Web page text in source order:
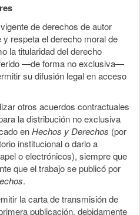
de derechos de autor
y respeta el derecho moral de
la titularidad del derecho
—de forma no exclusiva—
su difusión legal en acceso
otros acuerdos contractuales
la distribución no exclusiva
enHechos y Derechos (por
institucional o darlo a
o electrónicos), siempre que
que el trabajo se publicó por
.
la carta de transmisión de
publicación, debidamente